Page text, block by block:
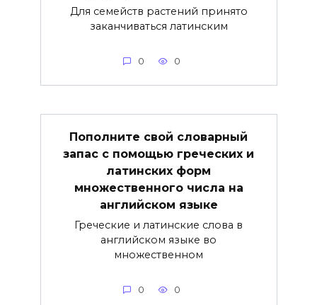
Для семейств растений принято
заканчиваться латинским
0 0
Пополните свой словарный
запас с помощью греческих и
латинских форм
множественного числа на
английском языке
Греческие и латинские слова в
английском языке во
множественном
0 0